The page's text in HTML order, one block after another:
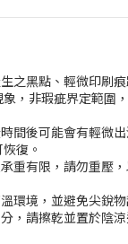
之黑點、輕微印刷
，非瑕疵界定範圍
間後可能會有輕微
復。
重有限，請勿重壓
環境，並避免尖銳
，請擦乾並置於陰